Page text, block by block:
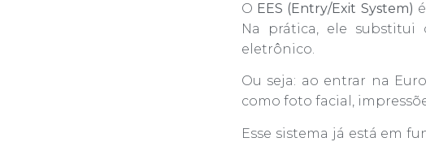
O EES (Entry/Exit System)
Na prática, ele
eletrônico.
Ou seja: ao entrar na
como foto facial,
Esse sistema já está em